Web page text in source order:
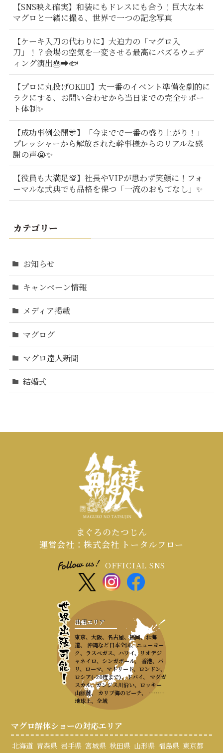
【SNS映え確実】和装にもドレスにも合う！巨大な本
マグロと一緒に撮る、世界で一つの記念写真
【ケーキ入刀の代わりに】大迫力の「マグロ入
刀」！？会場の空気を一変させる最高にバズるウェデ
ィング演出🎂➡️🐟
【プロに丸投げOK🙆‍♂️】大一番のイベント準備を劇的に
ラクにする、お問い合わせから当日までの完全サポー
ト体制✨
【成功事例公開🎊】「今までで一番の盛り上がり！」
プレッシャーから解放された幹事様からのリアルな感
謝の声😭✨
【役員も大満足💯】社長やVIPが思わず笑顔に！フォ
ーマルな式典でも品格を保つ「一流のおもてなし」✨
カテゴリー
お知らせ
キャンペーン情報
メディア掲載
マグログ
マグロ達人新聞
結婚式
まぐろのたつじん
運営会社：株式会社 トータルフロー
OFFICIAL SNS
出張エリア
東京、大阪、名古屋、福岡、北海
道、 沖縄など日本全国、ニューヨー
ク、ラスベガス、ハワイ、リオデジ
ャネイロ、シンガポール、 香港、パ
リ、ローマ、マドリード、ロンドン、
ロシア(-20度まで)、ドバイ、 マダガ
スカル、ガンジス川沿い、ロッキー
山脈麓、 カリブ海のビーチ、 ………
地球上、全域
マグロ解体ショーの対応エリア
北海道 青森県 岩手県 宮城県 秋田県 山形県 福島県 東京都